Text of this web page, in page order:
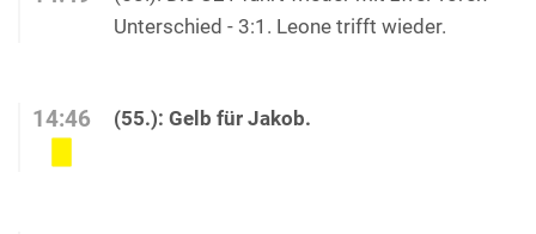
Unterschied - 3:1. Leone trifft wieder.
14:46 (55.): Gelb für Jakob.